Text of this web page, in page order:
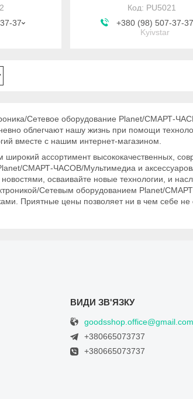
37
PU5021
+380 (98) 507-37-
Kyivstar
Сетевое оборудование Planet/СМАРТ-
облегчают нашу жизнь при помощи
вместе с нашим интернет-магазином.
ассортимент высококачественных,
СМАРТ-ЧАСОВ/Мультимедиа и
новостями, осваивайте новые технологии, и
Сетевым оборудованием Planet/
Приятные цены позволяет ни в чем себе не
goodsshop.office@gmail.com
+380665073737
+380665073737